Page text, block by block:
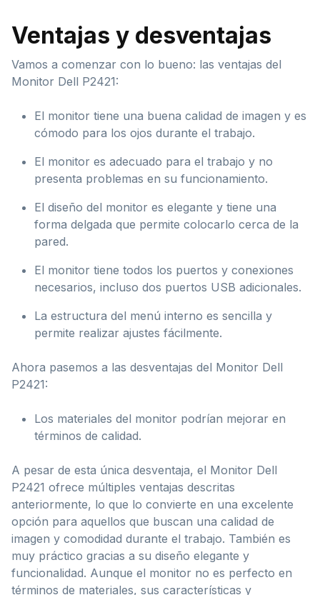
Ventajas y desventajas
Vamos a comenzar con lo bueno: las ventajas del
Monitor Dell P2421:
El monitor tiene una buena calidad de imagen y es
cómodo para los ojos durante el trabajo.
El monitor es adecuado para el trabajo y no
presenta problemas en su funcionamiento.
El diseño del monitor es elegante y tiene una
forma delgada que permite colocarlo cerca de la
pared.
El monitor tiene todos los puertos y conexiones
necesarios, incluso dos puertos USB adicionales.
La estructura del menú interno es sencilla y
permite realizar ajustes fácilmente.
Ahora pasemos a las desventajas del Monitor Dell
P2421:
Los materiales del monitor podrían mejorar en
términos de calidad.
A pesar de esta única desventaja, el Monitor Dell
P2421 ofrece múltiples ventajas descritas
anteriormente, lo que lo convierte en una excelente
opción para aquellos que buscan una calidad de
imagen y comodidad durante el trabajo. También es
muy práctico gracias a su diseño elegante y
funcionalidad. Aunque el monitor no es perfecto en
términos de materiales, sus características y